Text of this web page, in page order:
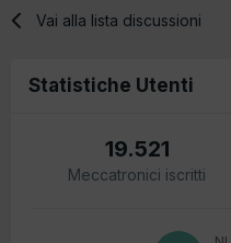
Vai alla lista discussioni
Statistiche Utenti
19.521
Meccatronici iscritti